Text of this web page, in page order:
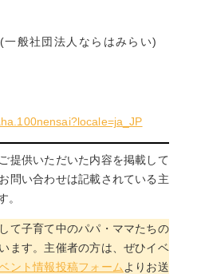
一般社団法人ならはみらい)
提供いただいた内容を掲載して
問い合わせは記載されている主
。
て子育て中のパパ・ママたちの
ます。主催者の方は、ぜひイベ
ント情報投稿フォーム よりお送